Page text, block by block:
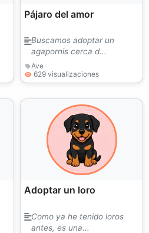
Pájaro del amor
Buscamos adoptar un
agapornis cerca d...
Ave
629 visualizaciones
Adoptar un loro
Como ya he tenido loros
antes, es una...